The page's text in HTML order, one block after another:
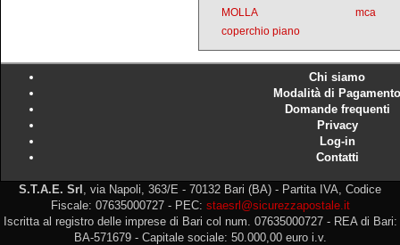
MOLLA
mca
coperchio piano
Chi siamo
Modalità di Pagamento
Domande frequenti
Privacy
Log-in
Contatti
S.T.A.E. Srl , via Napoli, 363/E - 70132 Bari (BA) - Partita IVA, Codice
Fiscale: 07635000727 - PEC: staesrl@sicurezzapostale.it
Iscritta al registro delle imprese di Bari col num. 07635000727 - REA di Bari:
BA-571679 - Capitale sociale: 50.000,00 euro i.v.